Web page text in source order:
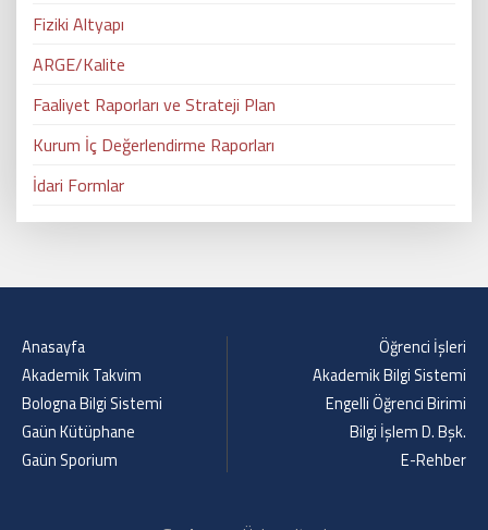
Fiziki Altyapı
ARGE/Kalite
Faaliyet Raporları ve Strateji Plan
Kurum İç Değerlendirme Raporları
İdari Formlar
Anasayfa
Akademik Takvim
Bologna Bilgi Sistemi
Gaün Kütüphane
Gaün Sporium
Öğrenci İşleri
Akademik Bilgi Sistemi
Engelli Öğrenci Birimi
Bilgi İşlem D. Bşk.
E-Rehber